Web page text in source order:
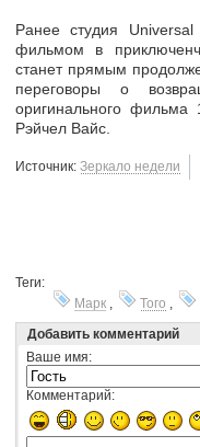
Ранее студия
фильмом в
станет прямым
переговоры о
оригинального
Рэйчел Вайс.
Источник: Зеркало недели
Теги:
Марк , Того ,
Добавить комментарий
Ваше имя:
Комментарий: